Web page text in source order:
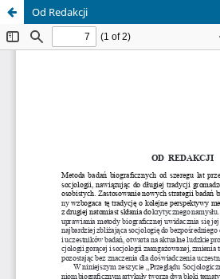
Od Redakcji